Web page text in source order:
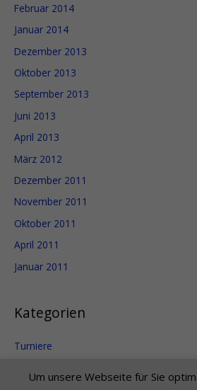
Februar 2014
Januar 2014
Dezember 2013
Oktober 2013
September 2013
Juni 2013
April 2013
März 2012
Dezember 2011
November 2011
Oktober 2011
April 2011
Januar 2011
Kategorien
Turniere
Um unsere Webseite für Sie